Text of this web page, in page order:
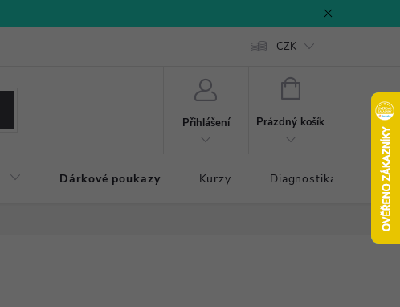
CZK
Přihlášení
NÁKUPNÍ
Prázdný košík
Dárkové poukazy Kurzy Diagnostika došlapu